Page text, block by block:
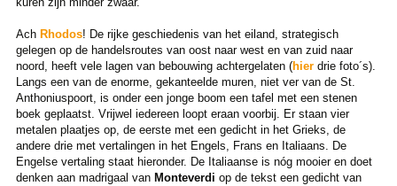
Ach Rhodos! De rijke geschiedenis van het eiland, strategisch
gelegen op de handelsroutes van oost naar west en van zuid naar
noord, heeft vele lagen van bebouwing achtergelaten (hierdrie foto´s).
Langs een van de enorme, gekanteelde muren, niet ver van de St.
Anthoniuspoort, is onder een jonge boom een tafel met een stenen
boek geplaatst. Vrijwel iedereen loopt eraan voorbij. Er staan vier
metalen plaatjes op, de eerste met een gedicht in het Grieks, de
andere drie met vertalingen in het Engels, Frans en Italiaans. De
Engelse vertaling staat hieronder. De Italiaanse is nóg mooier en doet
denken aan madrigaal van Monteverdi op de tekst een gedicht van